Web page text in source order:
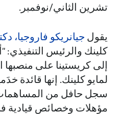
تشرين الثاني/نوفمبر.
يقول جيانريكو فاروجيا،
كلينك والرئيس التنفيذي:
إلى كريستينا على منصبها
لمايو كلينك. إنها قائدة
سجل حافل من
مؤهلات وخصائص قيادية